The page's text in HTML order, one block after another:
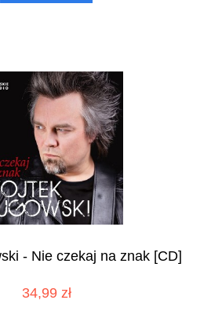
- Nie czekaj na znak [CD]
34,99 zł